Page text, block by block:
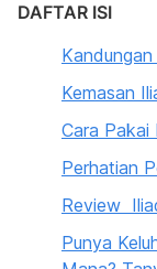
DAFTAR ISI
Kemasan
Cara Pakai
Perhatian
Review
Punya